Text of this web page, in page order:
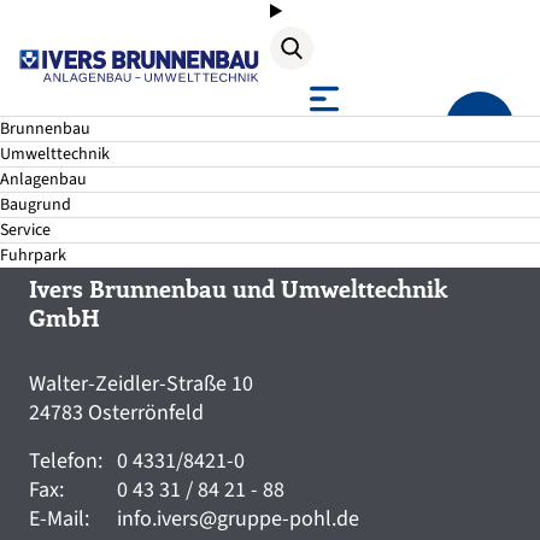
Suche
Brunnenbau
Umwelttechnik
Anlagenbau
Baugrund
Service
Fuhrpark
Ivers Brunnenbau und Umwelttechnik
GmbH
Walter-Zeidler-Straße 10
24783 Osterrönfeld
Telefon: 0 4331/8421-0
Fax:
0 43 31 / 84 21 - 88
E-Mail:
info.ivers@gruppe-pohl.de